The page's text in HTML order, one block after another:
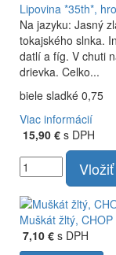
Lipovina *35th*,
Na jazyku: Jasný
tokajského slnka.
datlí a fíg. V chuti
drievka. Celko...
biele sladké 0,75
Viac informácií
15,90 € s DPH
Muškát žltý,
7,10 € s DPH